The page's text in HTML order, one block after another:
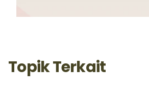
Topik Terkait